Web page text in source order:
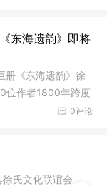
东海遗韵》即将
册《东海遗韵》徐
位作者1800年跨度
0评论
氏文化联谊会，